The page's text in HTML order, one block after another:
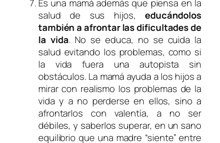
Es una mamá además que piensa en la
salud de sus hijos,educándolos
también a afrontar las dificultades de
la vida. No se educa, no se cuida la
salud evitando los problemas, como si
la vida fuera una autopista sin
obstáculos. La mamá ayuda a los hijos a
mirar con realismo los problemas de la
vida y a no perderse en ellos, sino a
afrontarlos con valentía, a no ser
débiles, y saberlos superar, en un sano
equilibrio que una madre “siente” entre